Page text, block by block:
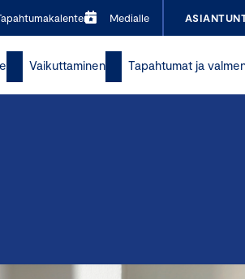
Medialle
Vaikuttaminen Tapahtumat ja